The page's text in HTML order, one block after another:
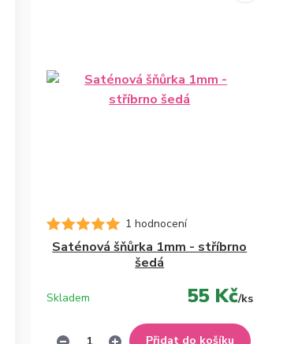
1 hodnocení
Saténová šňůrka 1mm - stříbrno
šedá
55 Kč/ks
Skladem
Přidat do košíku